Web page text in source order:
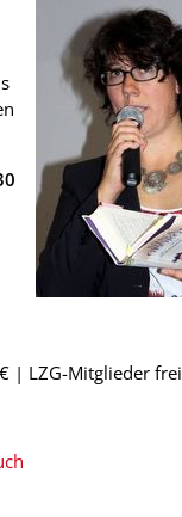
| LZG-Mitglieder frei